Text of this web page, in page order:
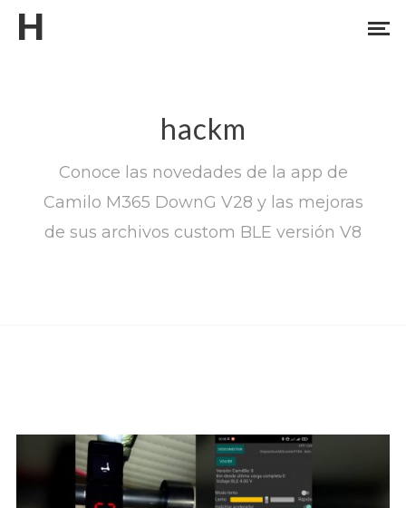
H
hackm
Conoce las novedades de la app de
Camilo M365 DownG V28 y las mejoras
de sus archivos custom BLE versión V8